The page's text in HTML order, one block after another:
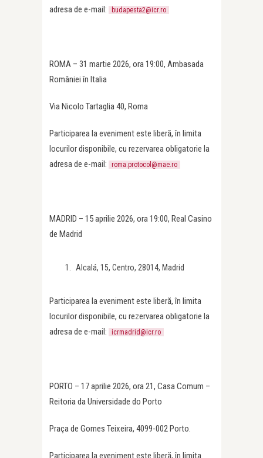
adresa de e-mail:
budapesta2@icr.ro
ROMA – 31 martie 2026, ora 19:00, Ambasada
României în Italia
Via Nicolo Tartaglia 40, Roma
Participarea la eveniment este liberă, în limita
locurilor disponibile, cu rezervarea obligatorie la
adresa de e-mail:
roma.protocol@mae.ro
MADRID – 15 aprilie 2026, ora 19:00, Real Casino
de Madrid
Alcalá, 15, Centro, 28014, Madrid
Participarea la eveniment este liberă, în limita
locurilor disponibile, cu rezervarea obligatorie la
adresa de e-mail:
icrmadrid@icr.ro
PORTO – 17 aprilie 2026, ora 21, Casa Comum –
Reitoria da Universidade do Porto
Praça de Gomes Teixeira, 4099-002 Porto.
Participarea la eveniment este liberă, în limita